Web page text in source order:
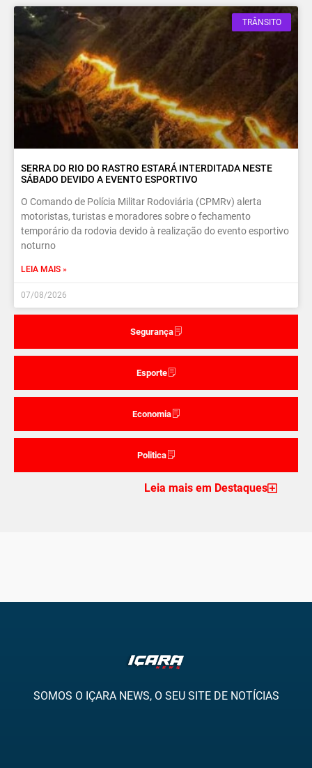
Segurança
Esporte
Economia
Politica
TRÂNSITO
SERRA DO RIO DO RASTRO ESTARÁ INTERDITADA NESTE
SÁBADO DEVIDO A EVENTO ESPORTIVO
O Comando de Polícia Militar Rodoviária (CPMRv) alerta
motoristas, turistas e moradores sobre o fechamento
temporário da rodovia devido à realização do evento esportivo
noturno
LEIA MAIS »
07/08/2026
Leia mais em Destaques
SOMOS O IÇARA NEWS, O SEU SITE DE NOTÍCIAS